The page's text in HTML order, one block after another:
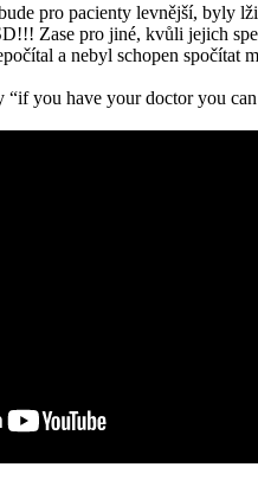
pro pacienty levnější, byly
Zase pro jiné, kvůli jejich
a nebyl schopen spočítat
you have your doctor you